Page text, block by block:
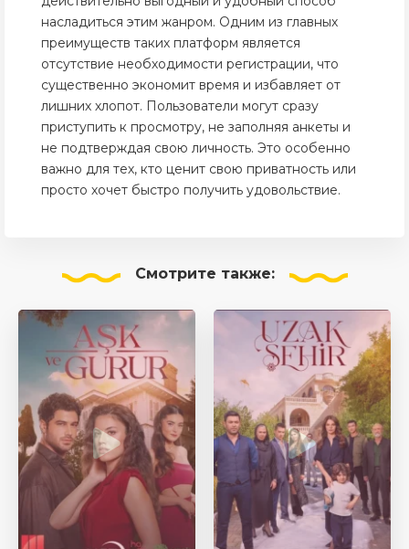
насладиться этим жанром. Одним из главных
преимуществ таких платформ является
отсутствие необходимости регистрации, что
существенно экономит время и избавляет от
лишних хлопот. Пользователи могут сразу
приступить к просмотру, не заполняя анкеты и
не подтверждая свою личность. Это особенно
важно для тех, кто ценит свою приватность или
просто хочет быстро получить удовольствие.
Смотрите также: